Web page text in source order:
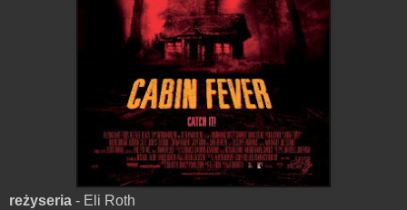
reżyseria - Eli Roth